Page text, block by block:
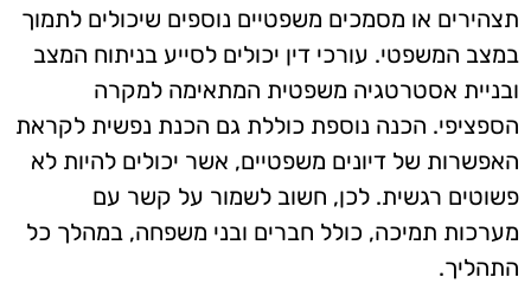
תצהירים או מסמכים משפטיים נוספים שיכולים לתמוך
במצב המשפטי. עורכי דין יכולים לסייע בניתוח המצב
ובניית אסטרטגיה משפטית המתאימה למקרה
הספציפי. הכנה נוספת כוללת גם הכנת נפשית לקראת
האפשרות של דיונים משפטיים, אשר יכולים להיות לא
פשוטים רגשית. לכן, חשוב לשמור על קשר עם
מערכות תמיכה, כולל חברים ובני משפחה, במהלך כל
התהליך.